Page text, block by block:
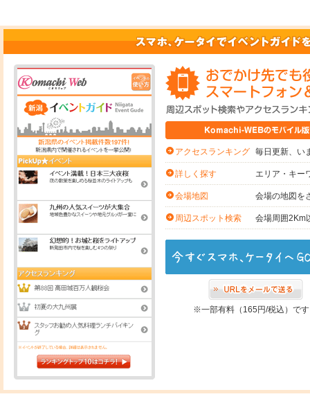
アクセスランキング 毎日更新、い
詳しく探す エリア・キー
会場地図 会場の地図を
周辺スポット検索 会場周囲2Km
※一部有料（165円/税込）で